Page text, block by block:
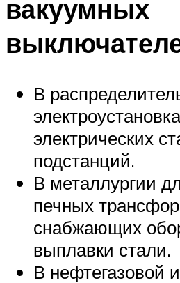
вакуумных
В
электрических
подстанций.
В металлургии
печных
снабжающих
выплавки стали.
В нефтегазовой